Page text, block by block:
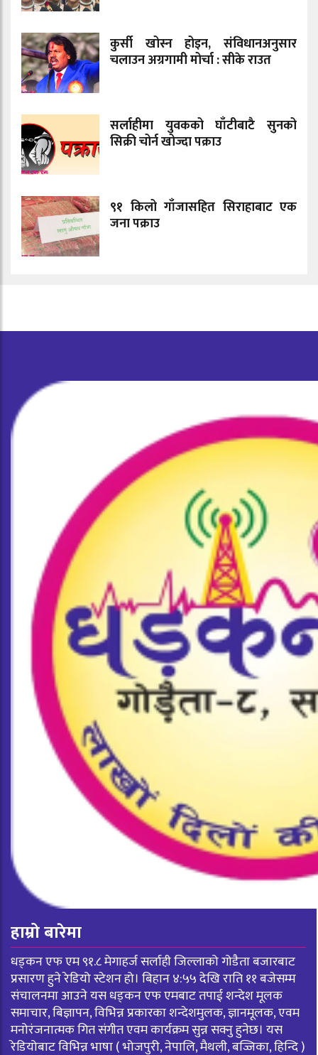
कुर्सी खोस्न होइन, संविधानअनुसार
चलाउन अग्रगामी मोर्चा : सीके राउत
सर्लाहीमा युवकको घाँटीबाटै सुनको
सिक्री चोर्न खोज्दा पक्राउ
९१ किलो गाँजासहित सिराहाबाट एक
जना पक्राउ
हाम्रो बारेमा
धड्कन एफ एम ९१.८ मेगाहर्ज सर्लाही जिल्लाको गोडैता बजारबाट
प्रसारण हुने रेडियो स्टेशन हो। बिहान ४:५५ देखि राति ११ बजेसम्म
संचालनमा आउने यस धड्कन एफ एमबाट तपाई शन्देश मूलक
समाचार, बिज्ञापन, विभिन्न प्रकारका शन्देशमुलक, ज्ञानमूलक, एवम
मनोरंजनात्मक गित संगीत एवम कार्यक्रम सुन्न सक्नु हुनेछ। यस
रेडियोबाट विभिन्न भाषा ( भोजपुरी, नेपालि, मैथली, बज्जिका, हिन्दि )